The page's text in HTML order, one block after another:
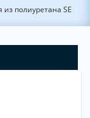
из полиуретана SE